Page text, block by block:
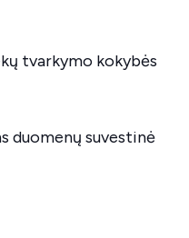
tvarkymo kokybės
duomenų suvestinė